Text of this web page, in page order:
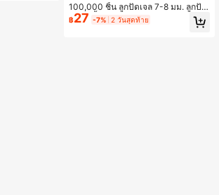
100,000 ชิ้น ลูกปัดเจล 7-8 มม. ลูกปัด
ดูดซับน้ำ สำหรับเติมแจกัน ตกแต่งคริส
ต์มาส ตกแต่งงานแต่งงาน ตกแต่งวันเกิ
฿27 -7% 2 วันสุดท้าย